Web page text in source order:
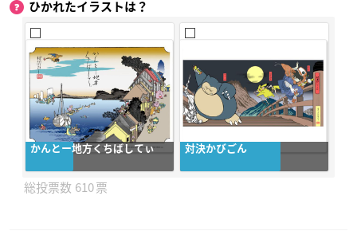
ひかれたイラストは？
かんとー地方くちばしてぃ 対決かびごん
610